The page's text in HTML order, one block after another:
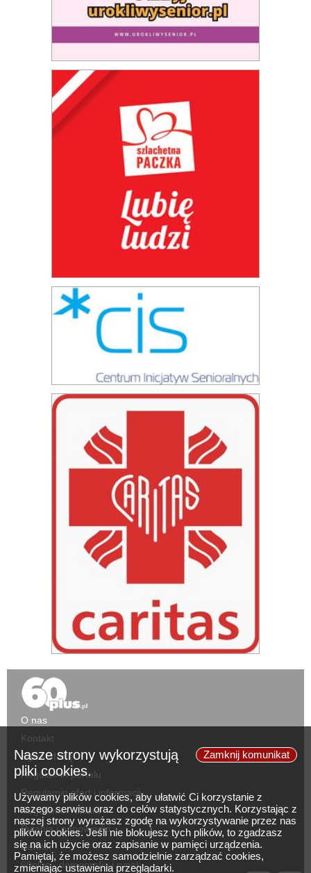
Zamknij komunikat
Nasze strony wykorzystują
pliki cookies.
Używamy plików cookies, aby ułatwić Ci korzystanie z
naszego serwisu oraz do celów statystycznych. Korzystając z
naszej strony wyrażasz zgodę na wykorzystywanie przez nas
plików cookies. Jeśli nie blokujesz tych plików, to zgadzasz
się na ich użycie oraz zapisanie w pamięci urządzenia.
Pamiętaj, że możesz samodzielnie zarządzać cookies,
zmieniając ustawienia przeglądarki.
O nas
Kontakt
Zgłoś ofertę
Regulamin portalu
Regulamin ofert i informacji
Regulamin reklam
Pytania i odpowiedzi
Cennik
60plus - demografia i rynek